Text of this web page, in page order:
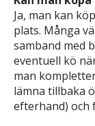
Ja, man kan
plats. Många
samband med
eventuell kö
man
lämna tillbaka
efterhand) och